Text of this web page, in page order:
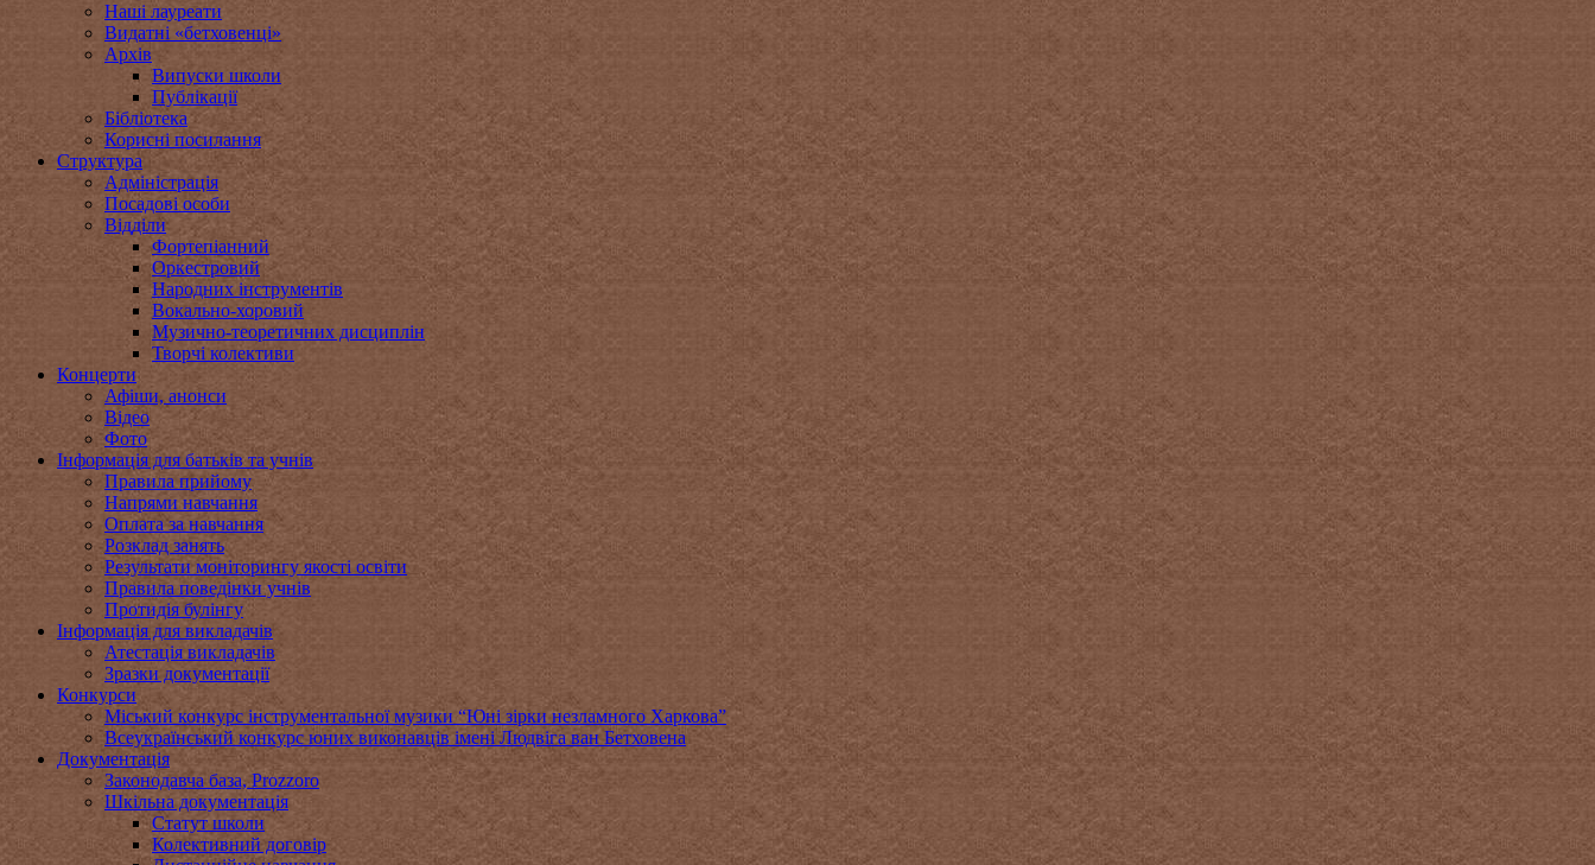
Наші лауреати
Видатні «бетховенці»
Архів
Випуски школи
Публікації
Бібліотека
Корисні посилання
Структура
Адміністрація
Посадові особи
Відділи
Фортепіанний
Оркестровий
Народних інструментів
Вокально-хоровий
Музично-теоретичних дисциплін
Творчі колективи
Концерти
Афіши, анонси
Відео
Фото
Інформація для батьків та учнів
Правила прийому
Напрями навчання
Оплата за навчання
Розклад занять
Результати моніторингу якості освіти
Правила поведінки учнів
Протидія булінгу
Інформація для викладачів
Атестація викладачів
Зразки документації
Конкурси
Міський конкурс інструментальної музики “Юні зірки незламного Харкова”
Всеукраїнський конкурс юних виконавців імені Людвіга ван Бетховена
Документація
Законодавча база, Prozzoro
Шкільна документація
Статут школи
Колективний договір